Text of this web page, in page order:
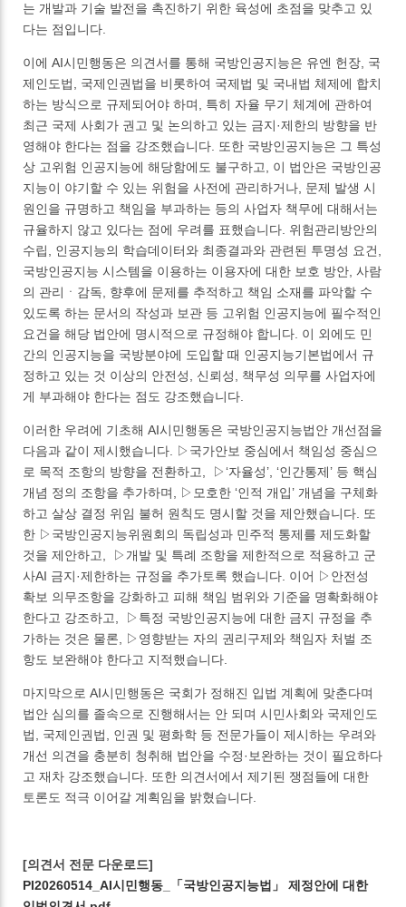
는 개발과 기술 발전을 촉진하기 위한 육성에 초점을 맞추고 있
다는 점입니다.
이에 AI시민행동은 의견서를 통해 국방인공지능은 유엔 헌장, 국
제인도법, 국제인권법을 비롯하여 국제법 및 국내법 체제에 합치
하는 방식으로 규제되어야 하며, 특히 자율 무기 체계에 관하여
최근 국제 사회가 권고 및 논의하고 있는 금지·제한의 방향을 반
영해야 한다는 점을 강조했습니다. 또한 국방인공지능은 그 특성
상 고위험 인공지능에 해당함에도 불구하고, 이 법안은 국방인공
지능이 야기할 수 있는 위험을 사전에 관리하거나, 문제 발생 시
원인을 규명하고 책임을 부과하는 등의 사업자 책무에 대해서는
규율하지 않고 있다는 점에 우려를 표했습니다. 위험관리방안의
수립, 인공지능의 학습데이터와 최종결과와 관련된 투명성 요건,
국방인공지능 시스템을 이용하는 이용자에 대한 보호 방안, 사람
의 관리ㆍ감독, 향후에 문제를 추적하고 책임 소재를 파악할 수
있도록 하는 문서의 작성과 보관 등 고위험 인공지능에 필수적인
요건을 해당 법안에 명시적으로 규정해야 합니다. 이 외에도 민
간의 인공지능을 국방분야에 도입할 때 인공지능기본법에서 규
정하고 있는 것 이상의 안전성, 신뢰성, 책무성 의무를 사업자에
게 부과해야 한다는 점도 강조했습니다.
이러한 우려에 기초해 AI시민행동은 국방인공지능법안 개선점을
다음과 같이 제시했습니다. ▷국가안보 중심에서 책임성 중심으
로 목적 조항의 방향을 전환하고, ▷‘자율성’, ‘인간통제’ 등 핵심
개념 정의 조항을 추가하며, ▷모호한 ‘인적 개입’ 개념을 구체화
하고 살상 결정 위임 불허 원칙도 명시할 것을 제안했습니다. 또
한 ▷국방인공지능위원회의 독립성과 민주적 통제를 제도화할
것을 제안하고, ▷개발 및 특례 조항을 제한적으로 적용하고 군
사AI 금지·제한하는 규정을 추가토록 했습니다. 이어 ▷안전성
확보 의무조항을 강화하고 피해 책임 범위와 기준을 명확화해야
한다고 강조하고, ▷특정 국방인공지능에 대한 금지 규정을 추
가하는 것은 물론, ▷영향받는 자의 권리구제와 책임자 처벌 조
항도 보완해야 한다고 지적했습니다.
마지막으로 AI시민행동은 국회가 정해진 입법 계획에 맞춘다며
법안 심의를 졸속으로 진행해서는 안 되며 시민사회와 국제인도
법, 국제인권법, 인권 및 평화학 등 전문가들이 제시하는 우려와
개선 의견을 충분히 청취해 법안을 수정·보완하는 것이 필요하다
고 재차 강조했습니다. 또한 의견서에서 제기된 쟁점들에 대한
토론도 적극 이어갈 계획임을 밝혔습니다.
[의견서 전문 다운로드]
PI20260514_AI시민행동_「국방인공지능법」 제정안에 대한